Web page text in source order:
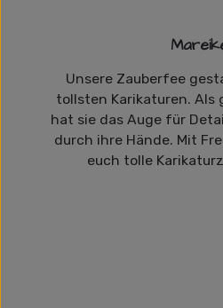
Unsere Zauberfee
tollsten Karikaturen. Als
hat sie das Auge für
durch ihre Hände. Mit
euch tolle